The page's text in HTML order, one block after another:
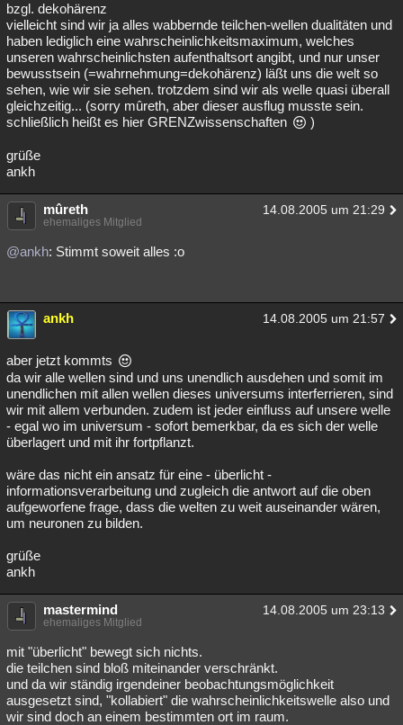
bzgl. dekohärenz
vielleicht sind wir ja alles wabbernde teilchen-wellen dualitäten und
haben lediglich eine wahrscheinlichkeitsmaximum, welches
unseren wahrscheinlichsten aufenthaltsort angibt, und nur unser
bewusstsein (=wahrnehmung=dekohärenz) läßt uns die welt so
sehen, wie wir sie sehen. trotzdem sind wir als welle quasi überall
gleichzeitig... (sorry mûreth, aber dieser ausflug musste sein.
schließlich heißt es hier GRENZwissenschaften
)
grüße
ankh
mûreth 14.08.2005 um 21:29
ehemaliges Mitglied
@ankh: Stimmt soweit alles :o
ankh 14.08.2005 um 21:57
aber jetzt kommts
da wir alle wellen sind und uns unendlich ausdehen und somit im
unendlichen mit allen wellen dieses universums interferrieren, sind
wir mit allem verbunden. zudem ist jeder einfluss auf unsere welle
- egal wo im universum - sofort bemerkbar, da es sich der welle
überlagert und mit ihr fortpflanzt.
wäre das nicht ein ansatz für eine - überlicht -
informationsverarbeitung und zugleich die antwort auf die oben
aufgeworfene frage, dass die welten zu weit auseinander wären,
um neuronen zu bilden.
grüße
ankh
mastermind 14.08.2005 um 23:13
ehemaliges Mitglied
mit "überlicht" bewegt sich nichts.
die teilchen sind bloß miteinander verschränkt.
und da wir ständig irgendeiner beobachtungsmöglichkeit
ausgesetzt sind, "kollabiert" die wahrscheinlichkeitswelle also und
wir sind doch an einem bestimmten ort im raum.